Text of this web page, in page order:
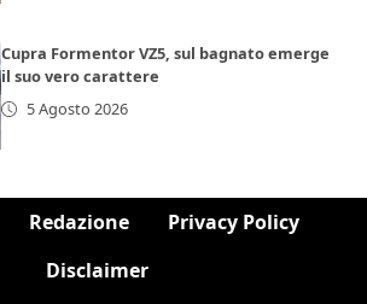
Cupra Formentor VZ5, sul bagnato emerge
il suo vero carattere
5 Agosto 2026
Redazione
Privacy Policy
Disclaimer